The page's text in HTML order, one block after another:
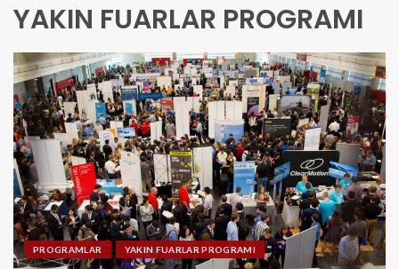
YAKIN FUARLAR PROGRAMI
PROGRAMLAR YAKIN FUARLAR PROGRAMI